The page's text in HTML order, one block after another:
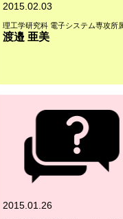
2015.02.03
理工学研究科 電子システム専攻所
渡邉 亜美
2015.01.26